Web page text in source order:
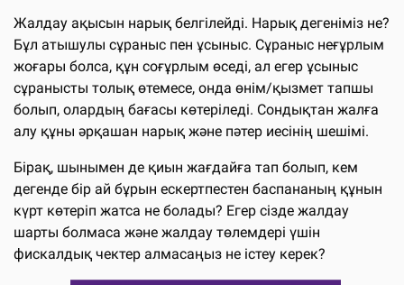
Жалдау ақысын нарық белгілейді. Нарық дегеніміз не?
Бұл атышулы сұраныс пен ұсыныс. Сұраныс неғұрлым
жоғары болса, құн соғұрлым өседі, ал егер ұсыныс
сұранысты толық өтемесе, онда өнім/қызмет тапшы
болып, олардың бағасы көтеріледі. Сондықтан жалға
алу құны әрқашан нарық және пәтер иесінің шешімі.
Бірақ, шынымен де қиын жағдайға тап болып, кем
дегенде бір ай бұрын ескертпестен баспананың құнын
күрт көтеріп жатса не болады? Егер сізде жалдау
шарты болмаса және жалдау төлемдері үшін
фискалдық чектер алмасаңыз не істеу керек?